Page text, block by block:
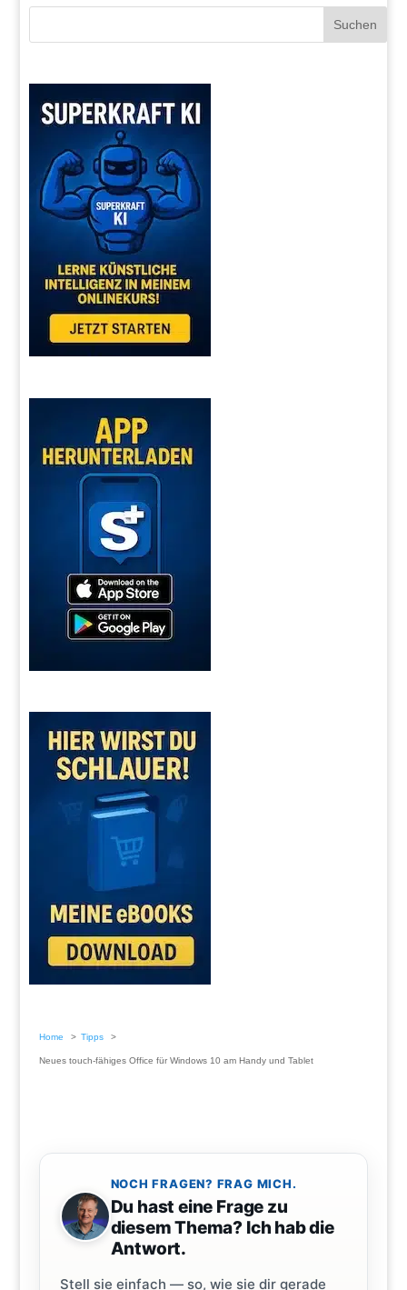
Home Tipps
Neues touch-fähiges Office für Windows 10 am Handy und Tablet
NOCH FRAGEN? FRAG MICH.
Du hast eine Frage zu
diesem Thema? Ich hab die
Antwort.
Stell sie einfach — so, wie sie dir gerade